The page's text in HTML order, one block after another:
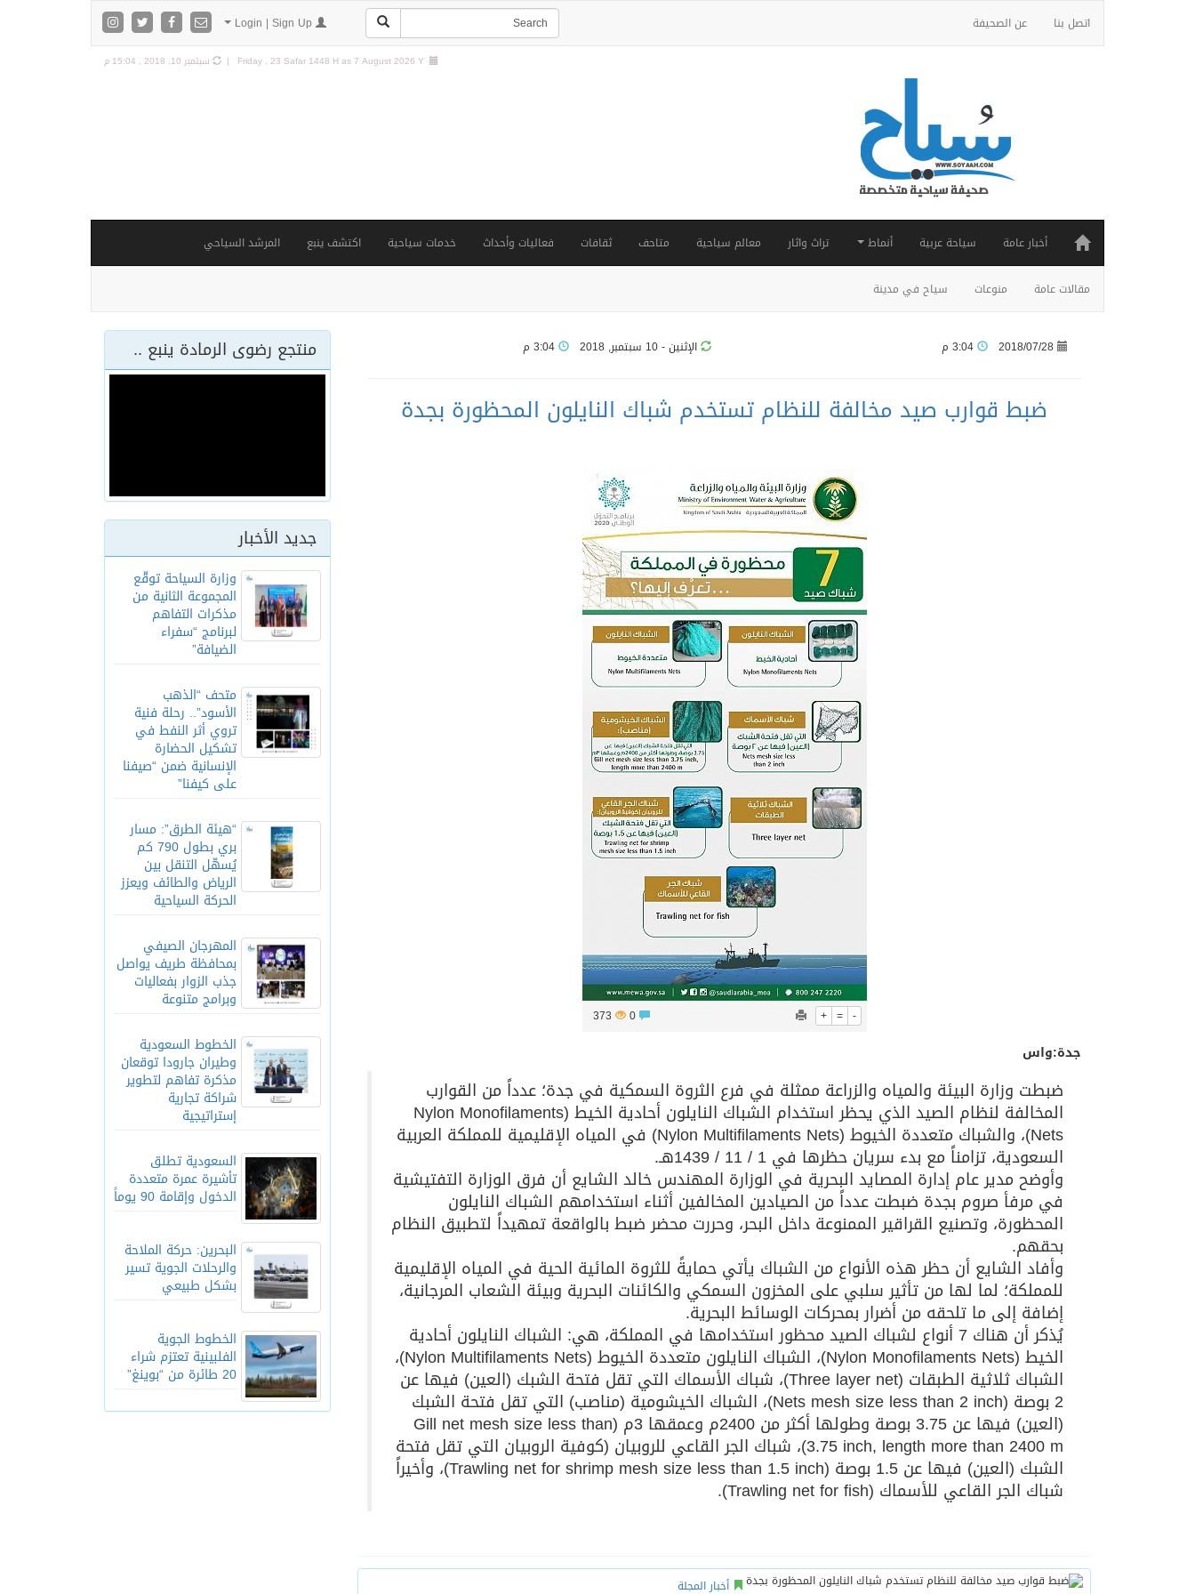
اتصل بنا عن الصحيفة
Friday , 23 Safar 1448 H as7 August 2026 Y | سبتمبر 10, 2018 , 15:04 م
أخبار عامة سياحة عربية أنماط تراث واثار معالم سياحية متاحف ثقافات فعاليات وأحداث خدمات سياحية اكتشف ينبع المرشد السياحي
مقالات عامة منوعات سياح في مدينة
منتجع رضوى الرمادة ينبع ..
جديد الأخبار
وزارة السياحة توقّع
المجموعة الثانية من
مذكرات التفاهم
لبرنامج “سفراء
الضيافة”
متحف “الذهب
الأسود”.. رحلة فنية
تروي أثر النفط في
تشكيل الحضارة
الإنسانية ضمن “صيفنا
على كيفنا”
“هيئة الطرق”: مسار
بري بطول 790 كم
يُسهّل التنقل بين
الرياض والطائف ويعزز
الحركة السياحية
المهرجان الصيفي
بمحافظة طريف يواصل
جذب الزوار بفعاليات
وبرامج متنوعة
الخطوط السعودية
وطيران جارودا توقعان
مذكرة تفاهم لتطوير
شراكة تجارية
إستراتيجية
السعودية تطلق
تأشيرة عمرة متعددة
الدخول وإقامة 90 يوماً
البحرين: حركة الملاحة
والرحلات الجوية تسير
بشكل طبيعي
الخطوط الجوية
الفلبينية تعتزم شراء
20 طائرة من “بوينغ”
2018/07/28 الإثنين - 10 سبتمبر, 2018 3:04 م
ضبط قوارب صيد مخالفة للنظام تستخدم شباك النايلون المحظورة بجدة
+ = -
0
373
جدة:واس
ضبطت وزارة البيئة والمياه والزراعة ممثلة في فرع الثروة السمكية في جدة؛ عدداً من القوارب
المخالفة لنظام الصيد الذي يحظر استخدام الشباك النايلون أحادية الخيط (Nylon Monofilaments
Nets)، والشباك متعددة الخيوط (Nylon Multifilaments Nets) في المياه الإقليمية للمملكة العربية
السعودية، تزامناً مع بدء سريان حظرها في 1 / 11 / 1439هـ.
وأوضح مدير عام إدارة المصايد البحرية في الوزارة المهندس خالد الشايع أن فرق الوزارة التفتيشية
في مرفأ صروم بجدة ضبطت عدداً من الصيادين المخالفين أثناء استخدامهم الشباك النايلون
المحظورة، وتصنيع القراقير الممنوعة داخل البحر، وحررت محضر ضبط بالواقعة تمهيداً لتطبيق النظام
بحقهم.
وأفاد الشايع أن حظر هذه الأنواع من الشباك يأتي حمايةً للثروة المائية الحية في المياه الإقليمية
للمملكة؛ لما لها من تأثير سلبي على المخزون السمكي والكائنات البحرية وبيئة الشعاب المرجانية،
إضافة إلى ما تلحقه من أضرار بمحركات الوسائط البحرية.
يُذكر أن هناك 7 أنواع لشباك الصيد محظور استخدامها في المملكة، هي: الشباك النايلون أحادية
الخيط (Nylon Monofilaments Nets)، الشباك النايلون متعددة الخيوط (Nylon Multifilaments Nets)،
الشباك ثلاثية الطبقات (Three layer net)، شباك الأسماك التي تقل فتحة الشبك (العين) فيها عن
2 بوصة (Nets mesh size less than 2 inch)، الشباك الخيشومية (مناصب) التي تقل فتحة الشبك
(العين) فيها عن 3.75 بوصة وطولها أكثر من 2400م وعمقها 3م (Gill net mesh size less than
3.75 inch, length more than 2400 m)، شباك الجر القاعي للروبيان (كوفية الروبيان التي تقل فتحة
الشبك (العين) فيها عن 1.5 بوصة (Trawling net for shrimp mesh size less than 1.5 inch)، وأخيراً
شباك الجر القاعي للأسماك (Trawling net for fish).
أخبار المجلة